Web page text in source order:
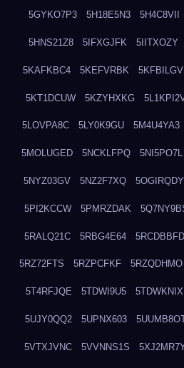
5GYKO7P3 5H18E5N3 5H4C8VII
5HNS21Z8 5IFXGJFK 5IITXOZY
5KAFKBC4 5KEFVRBK 5KFBILGV
5KT1DCUW 5KZYHXKG
5LOVPA8C 5LY0K9GU 5M4U4YA3
5MOLUGED 5NCKLFPQ 5NI5PO7L
5NYZ03GV 5NZ2F7XQ 5OGIRQDY
5PI2KCCW 5PMRZDAK
5RALQ21C 5RBG4E64 5RCDBBFD
5RZ72FTS 5RZPCFKF 5RZQDHMO
5T4RFJQE 5TDWI9U5 5TDWKNIX
5UJY0QQ2 5UPNX603
5VTXJVNC 5VVNNS1S